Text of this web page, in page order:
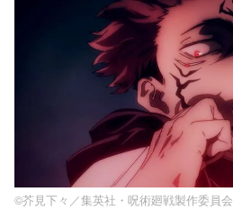
©芥見下々／集英社・呪術廻戦製作委員会